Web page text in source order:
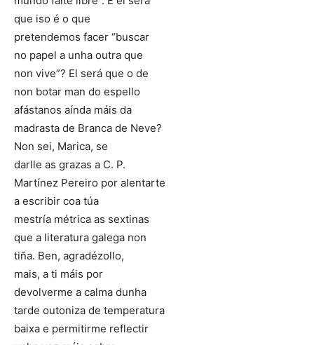
que iso é o que
pretendemos facer “buscar
no papel a unha outra que
non vive”? El será que o de
non botar man do espello
afástanos aínda máis da
madrasta de Branca de Neve?
Non sei, Marica, se
darlle as grazas a C. P.
Martínez Pereiro por alentarte
a escribir coa túa
mestría métrica as sextinas
que a literatura galega non
tiña. Ben, agradézollo,
mais, a ti máis por
devolverme a calma dunha
tarde outoniza de temperatura
baixa e permitirme reflectir